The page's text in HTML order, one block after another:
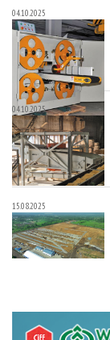
04.10.2025
04.10.2025
15.08.2025